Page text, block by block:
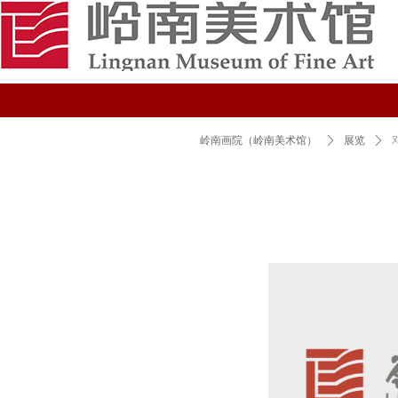
岭南画院（岭南美术馆） ꄲ 展览 ꄲ